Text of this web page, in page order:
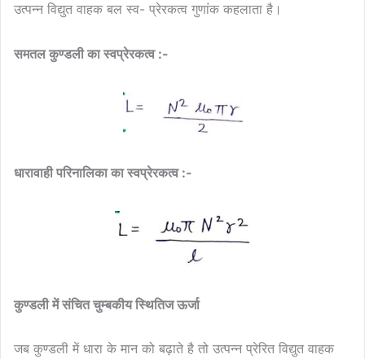
उत्पन्न विद्युत वाहक बल स्व- प्रेरकत्व गुणांक कहलाता है।
समतल कुण्डली का स्वप्रेरकत्व :-
धारावाही परिनालिका का स्वप्रेरकत्व :-
कुण्डली में संचित चुम्बकीय स्थितिज ऊर्जा
जब कुण्डली में धारा के मान को बढ़ाते है तो उत्पन्न प्रेरित विद्युत वाहक